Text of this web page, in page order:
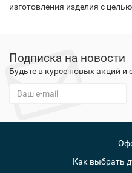
изготовления изделия с
Подписка на новости
Будьте в курсе новых акций и
Как выбрать